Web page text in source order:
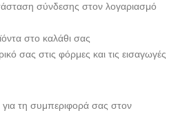
σύνδεσης στον λογαριασμό
στο καλάθι σας
σας στις φόρμες και τις εισαγωγές
τη συμπεριφορά σας στον